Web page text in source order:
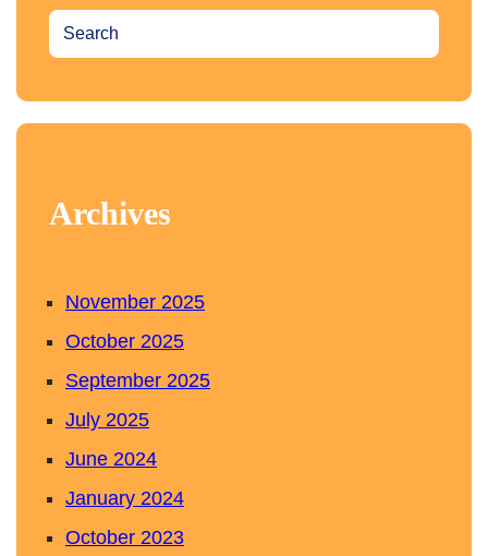
S
e
r
Archives
November 2025
October 2025
September 2025
July 2025
June 2024
January 2024
October 2023